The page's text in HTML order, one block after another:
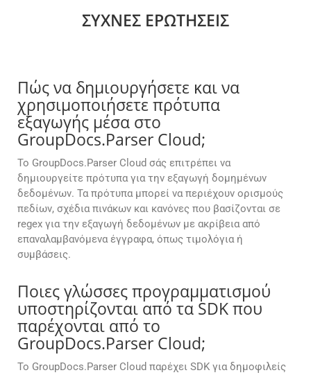
ΣΥΧΝΈΣ ΕΡΩΤΉΣΕΙΣ
Πώς να δημιουργήσετε και να
χρησιμοποιήσετε πρότυπα
εξαγωγής μέσα στο
GroupDocs.Parser Cloud;
Το GroupDocs.Parser Cloud σάς επιτρέπει να
δημιουργείτε πρότυπα για την εξαγωγή δομημένων
δεδομένων. Τα πρότυπα μπορεί να περιέχουν ορισμούς
πεδίων, σχέδια πινάκων και κανόνες που βασίζονται σε
regex για την εξαγωγή δεδομένων με ακρίβεια από
επαναλαμβανόμενα έγγραφα, όπως τιμολόγια ή
συμβάσεις.
Ποιες γλώσσες προγραμματισμού
υποστηρίζονται από τα SDK που
παρέχονται από το
GroupDocs.Parser Cloud;
Το GroupDocs.Parser Cloud παρέχει SDK για δημοφιλείς